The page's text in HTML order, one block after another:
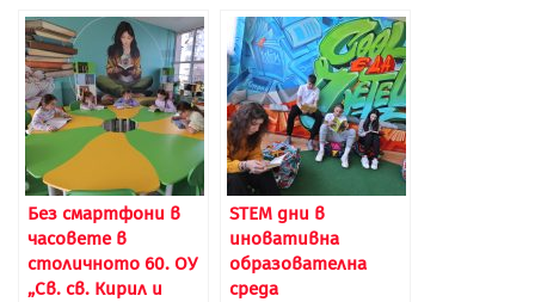
Без смартфони в
часовете в
столичното 60. ОУ
„Св. св. Кирил и
STEM дни в
иновативна
образователна
среда